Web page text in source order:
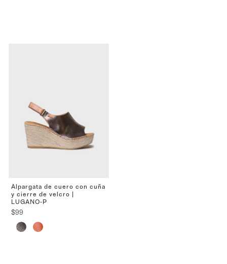
Alpargata de cuero con cuña
y cierre de velcro |
LUGANO-P
$99